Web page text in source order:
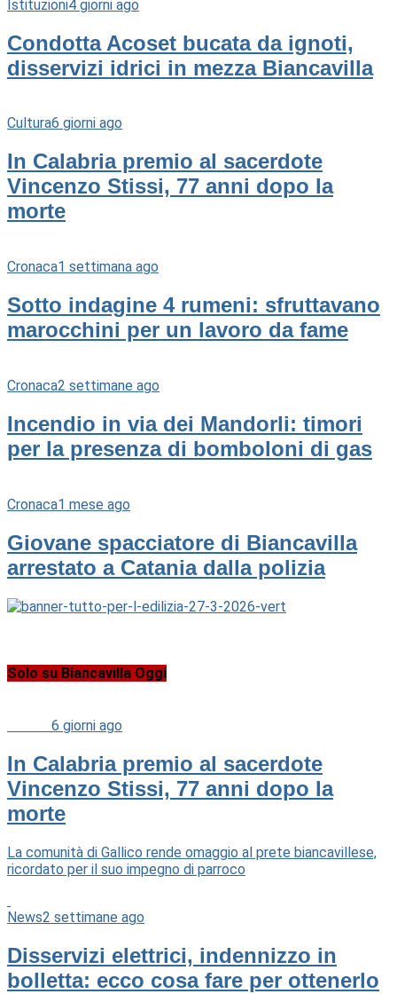
Istituzioni4 giorni ago
Condotta Acoset bucata da ignoti,
disservizi idrici in mezza Biancavilla
Cultura6 giorni ago
In Calabria premio al sacerdote
Vincenzo Stissi, 77 anni dopo la
morte
Cronaca1 settimana ago
Sotto indagine 4 rumeni: sfruttavano
marocchini per un lavoro da fame
Cronaca2 settimane ago
Incendio in via dei Mandorli: timori
per la presenza di bomboloni di gas
Cronaca1 mese ago
Giovane spacciatore di Biancavilla
arrestato a Catania dalla polizia
Solo su Biancavilla Oggi
6 giorni ago
In Calabria premio al sacerdote
Vincenzo Stissi, 77 anni dopo la
morte
La comunità di Gallico rende omaggio al prete biancavillese,
ricordato per il suo impegno di parroco
News2 settimane ago
Disservizi elettrici, indennizzo in
bolletta: ecco cosa fare per ottenerlo